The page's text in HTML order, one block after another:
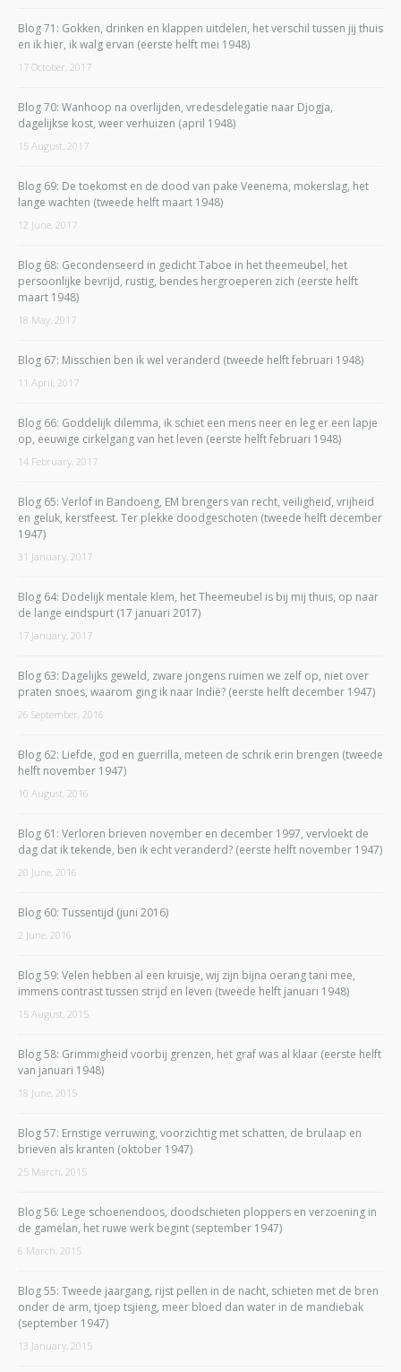
Blog 71: Gokken, drinken en klappen uitdelen, het verschil tussen jij thuis
en ik hier, ik walg ervan (eerste helft mei 1948)
17 October, 2017
Blog 70: Wanhoop na overlijden, vredesdelegatie naar Djogja,
dagelijkse kost, weer verhuizen (april 1948)
15 August, 2017
Blog 69: De toekomst en de dood van pake Veenema, mokerslag, het
lange wachten (tweede helft maart 1948)
12 June, 2017
Blog 68: Gecondenseerd in gedicht Taboe in het theemeubel, het
persoonlijke bevrijd, rustig, bendes hergroeperen zich (eerste helft
maart 1948)
18 May, 2017
Blog 67: Misschien ben ik wel veranderd (tweede helft februari 1948)
11 April, 2017
Blog 66: Goddelijk dilemma, ik schiet een mens neer en leg er een lapje
op, eeuwige cirkelgang van het leven (eerste helft februari 1948)
14 February, 2017
Blog 65: Verlof in Bandoeng, EM brengers van recht, veiligheid, vrijheid
en geluk, kerstfeest. Ter plekke doodgeschoten (tweede helft december
1947)
31 January, 2017
Blog 64: Dodelijk mentale klem, het Theemeubel is bij mij thuis, op naar
de lange eindspurt (17 januari 2017)
17 January, 2017
Blog 63: Dagelijks geweld, zware jongens ruimen we zelf op, niet over
praten snoes, waarom ging ik naar Indië? (eerste helft december 1947)
26 September, 2016
Blog 62: Liefde, god en guerrilla, meteen de schrik erin brengen (tweede
helft november 1947)
10 August, 2016
Blog 61: Verloren brieven november en december 1997, vervloekt de
dag dat ik tekende, ben ik echt veranderd? (eerste helft november 1947)
20 June, 2016
Blog 60: Tussentijd (juni 2016)
2 June, 2016
Blog 59: Velen hebben al een kruisje, wij zijn bijna oerang tani mee,
immens contrast tussen strijd en leven (tweede helft januari 1948)
15 August, 2015
Blog 58: Grimmigheid voorbij grenzen, het graf was al klaar (eerste helft
van januari 1948)
18 June, 2015
Blog 57: Ernstige verruwing, voorzichtig met schatten, de brulaap en
brieven als kranten (oktober 1947)
25 March, 2015
Blog 56: Lege schoenendoos, doodschieten ploppers en verzoening in
de gamelan, het ruwe werk begint (september 1947)
6 March, 2015
Blog 55: Tweede jaargang, rijst pellen in de nacht, schieten met de bren
onder de arm, tjoep tsjieng, meer bloed dan water in de mandiebak
(september 1947)
13 January, 2015